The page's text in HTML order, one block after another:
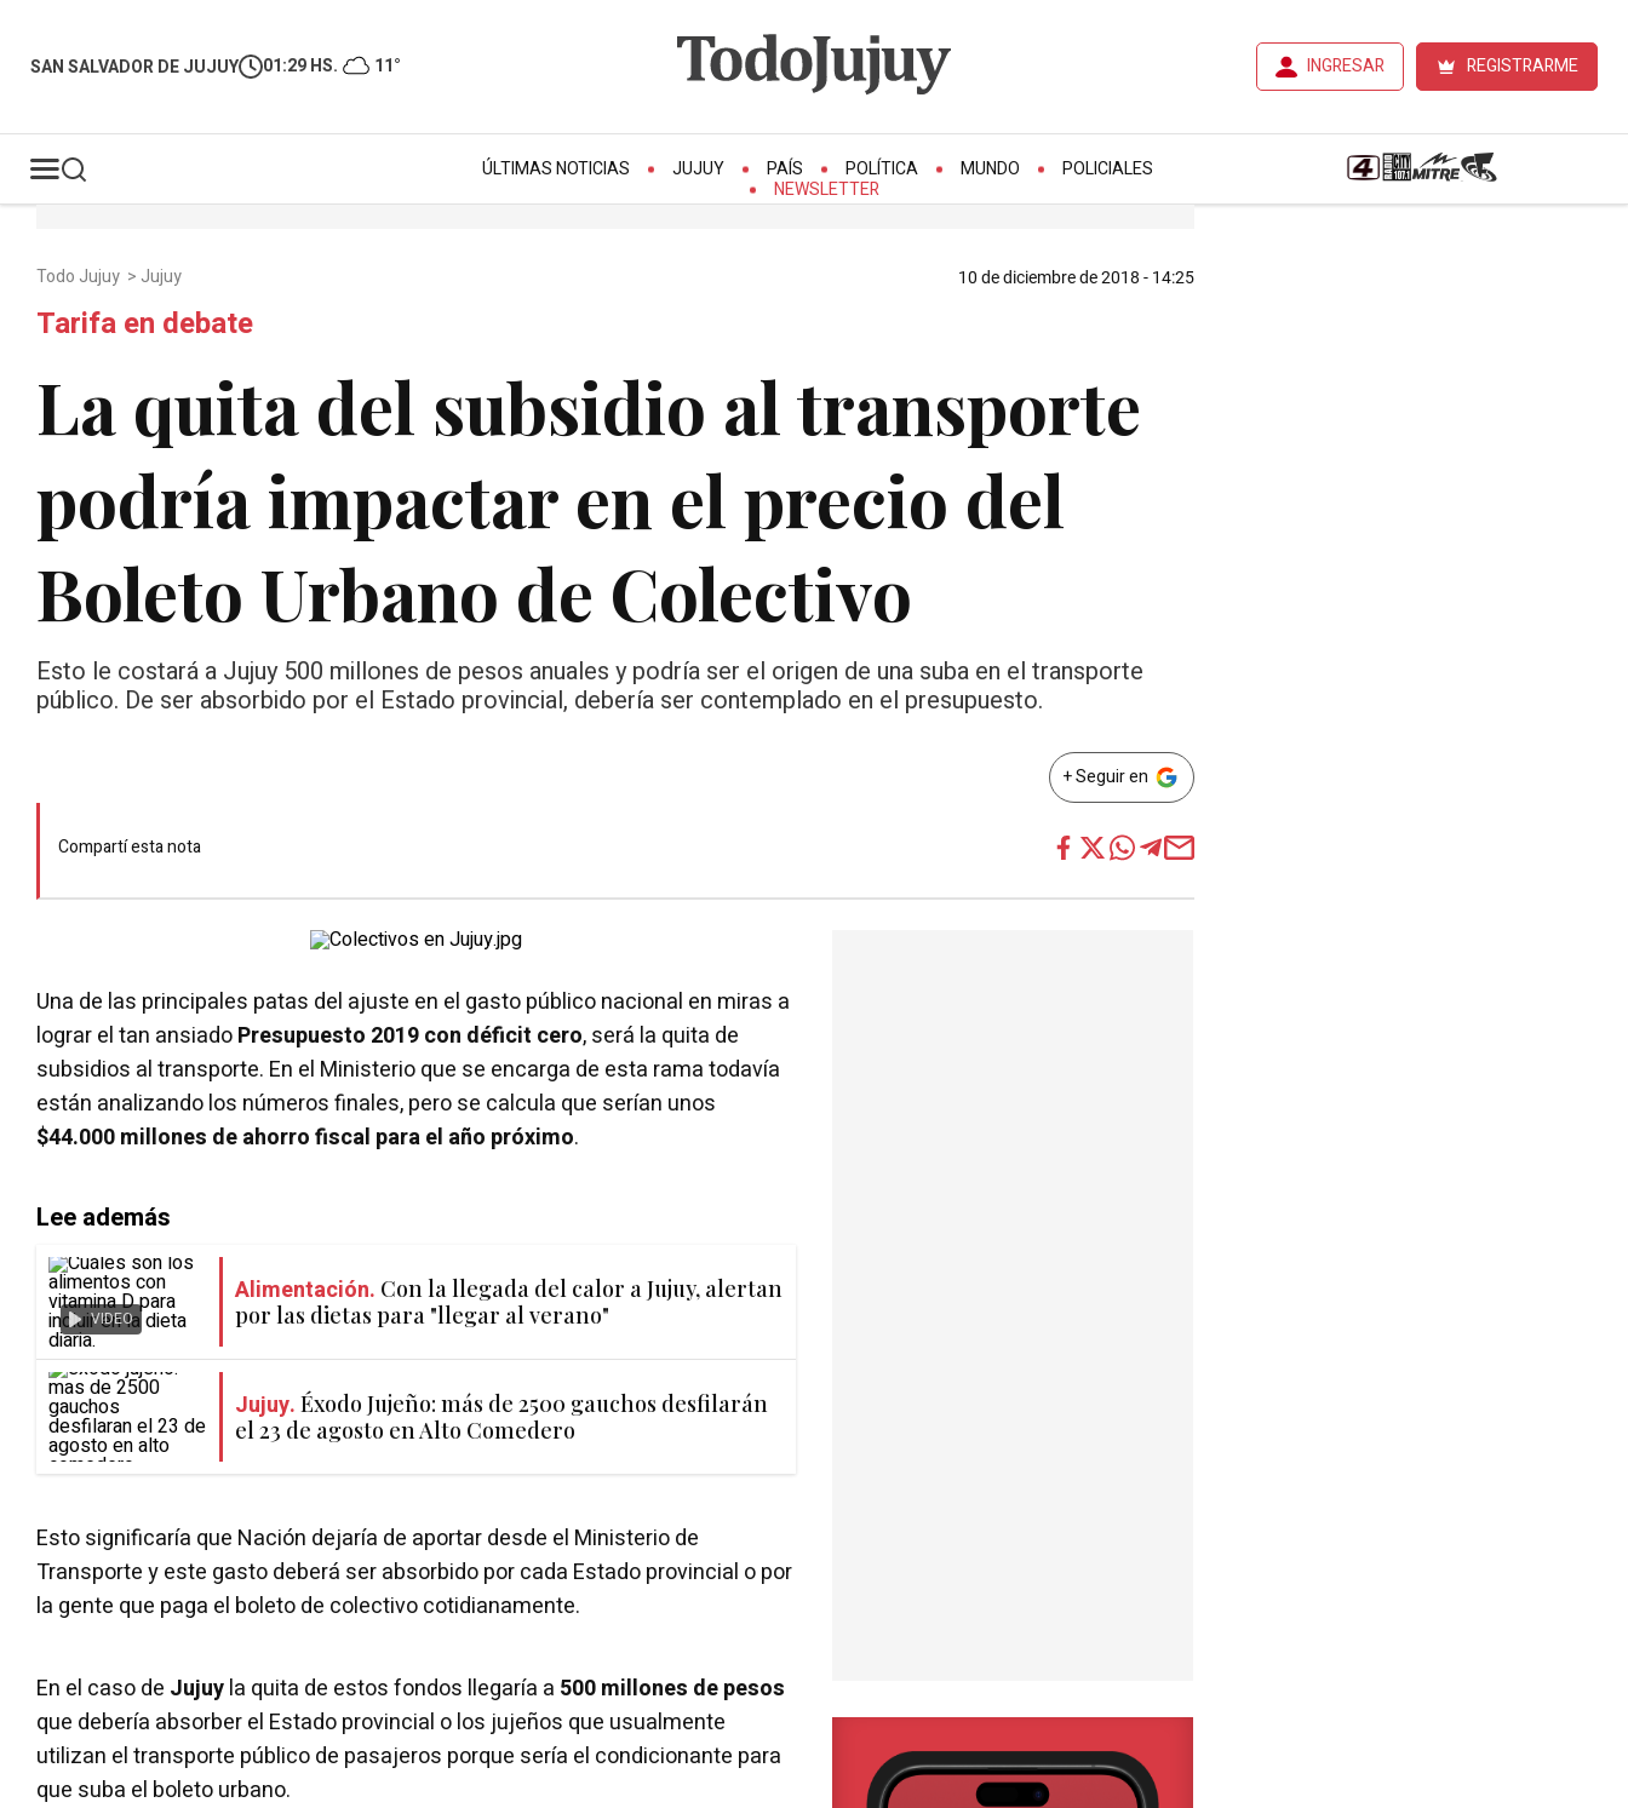
SAN SALVADOR DE JUJUY 01:29 HS. 11° INGRESAR REGISTRARME
ÚLTIMAS NOTICIAS JUJUY PAÍS POLÍTICA MUNDO
POLICIALES
NEWSLETTER
Todo Jujuy > Jujuy 10 de diciembre de 2018 - 14:25
Tarifa en debate
La quita del subsidio al transporte
podría impactar en el precio del
Boleto Urbano de Colectivo
Esto le costará a Jujuy 500 millones de pesos anuales y podría ser el origen de una suba en el transporte
público. De ser absorbido por el Estado provincial, debería ser contemplado en el presupuesto.
+ Seguir en
Compartí esta nota
Una de las principales patas del ajuste en el gasto público nacional en miras a
lograr el tan ansiadoPresupuesto 2019 con déficit cero, será la quita de
subsidios al transporte. En el Ministerio que se encarga de esta rama todavía
están analizando los números finales, pero se calcula que serían unos
$44.000 millones de ahorro fiscal para el año próximo.
Lee además
VIDEO
Alimentación. Con la llegada del calor a Jujuy, alertan
por las dietas para "llegar al verano"
Jujuy. Éxodo Jujeño: más de 2500 gauchos desfilarán
el 23 de agosto en Alto Comedero
Esto significaría que Nación dejaría de aportar desde el Ministerio de
Transporte y este gasto deberá ser absorbido por cada Estado provincial o por
la gente que paga el boleto de colectivo cotidianamente.
En el caso de Jujuyla quita de estos fondos llegaría a 500 millones de pesos
que debería absorber el Estado provincial o los jujeños que usualmente
utilizan el transporte público de pasajeros porque sería el condicionante para
que suba el boleto urbano.